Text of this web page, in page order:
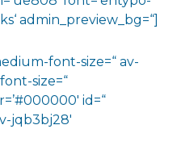
admin_preview_bg=“]
font-size=“ av-
size=“
id=“
jqb3bj28′